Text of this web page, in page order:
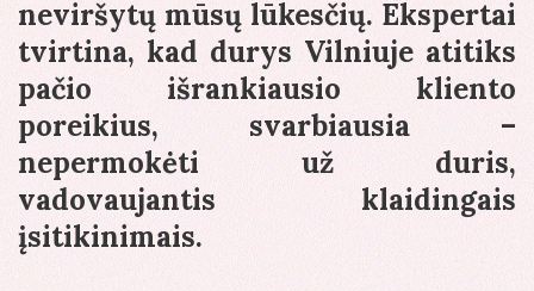
neviršytų mūsų lūkesčių. Ekspertai
tvirtina, kad durys Vilniuje atitiks
pačio išrankiausio kliento
poreikius, svarbiausia –
nepermokėti už duris,
vadovaujantis klaidingais
įsitikinimais.